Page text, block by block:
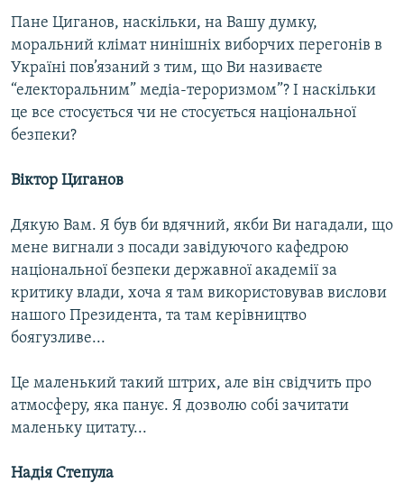
Пане Циганов, наскільки, на Вашу думку,
моральний клімат нинішніх виборчих перегонів в
Україні пов’язаний з тим, що Ви називаєте
“електоральним” медіа-тероризмом”? І наскільки
це все стосується чи не стосується національної
безпеки?
Віктор Циганов
Дякую Вам. Я був би вдячний, якби Ви нагадали, що
мене вигнали з посади завідуючого кафедрою
національної безпеки державної академії за
критику влади, хоча я там використовував вислови
нашого Президента, та там керівництво
боягузливе...
Це маленький такий штрих, але він свідчить про
атмосферу, яка панує. Я дозволю собі зачитати
маленьку цитату...
Надія Степула